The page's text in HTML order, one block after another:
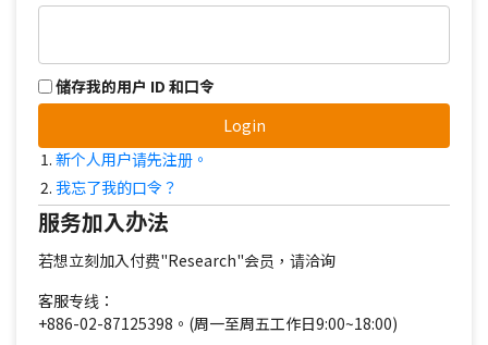
储存我的用户 ID 和口令
Login
新个人用户请先注册。
我忘了我的口令？
服务加入办法
若想立刻加入付费"Research"会员，请洽询
客服专线：
+886-02-87125398。(周一至周五工作日9:00~18:00)